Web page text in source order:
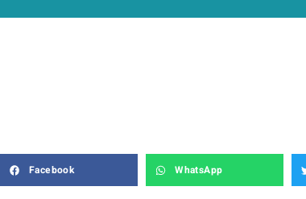
Facebook WhatsApp